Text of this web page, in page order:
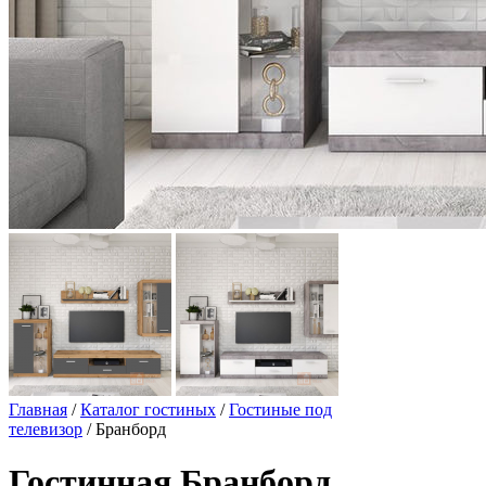
Главная /Каталог гостиных /Гостиные под
телевизор / Бранборд